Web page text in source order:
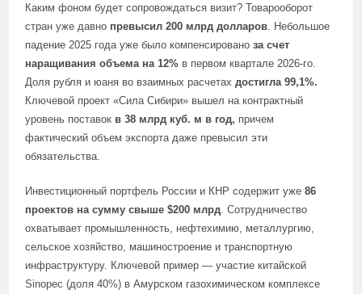
Каким фоном будет сопровождаться визит? Товарооборот
стран уже давно превысил 200 млрд долларов. Небольшое
падение 2025 года уже было компенсированоза счет
наращивания объема на 12% в первом квартале 2026-го.
Доля рубля и юаня во взаимных расчетахдостигла 99,1%.
Ключевой проект «Сила Сибири» вышел на контрактный
уровень поставок в 38 млрд куб. м в год, причем
фактический объем экспорта даже превысил эти
обязательства.
Инвестиционный портфель России и КНР содержит уже86
проектов на сумму свыше $200 млрд. Сотрудничество
охватывает промышленность, нефтехимию, металлургию,
сельское хозяйство, машиностроение и транспортную
инфраструктуру. Ключевой пример — участие китайской
Sinopec (доля 40%) в Амурском газохимическом комплексе